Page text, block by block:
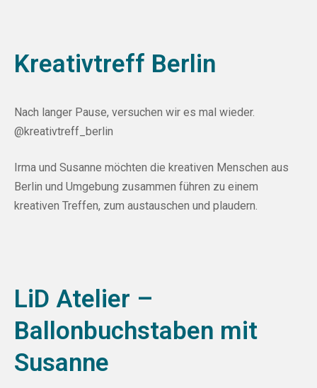
Kreativtreff Berlin
Nach langer Pause, versuchen wir es mal wieder.
@kreativtreff_berlin
Irma und Susanne möchten die kreativen Menschen aus
Berlin und Umgebung zusammen führen zu einem
kreativen Treffen, zum austauschen und plaudern.
LiD Atelier –
Ballonbuchstaben mit
Susanne